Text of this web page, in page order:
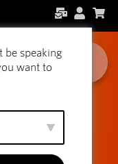
be speaking
want to